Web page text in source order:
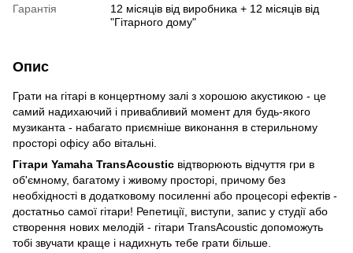
Гарантія
12 місяців від виробника + 12 місяців від
"Гітарного дому"
Опис
Грати на гітарі в концертному залі з хорошою акустикою - це
самий надихаючий і привабливий момент для будь-якого
музиканта - набагато приємніше виконання в стерильному
просторі офісу або вітальні.
Гітари Yamaha TransAcoustic відтворюють відчуття гри в
об'ємному, багатому і живому просторі, причому без
необхідності в додатковому посиленні або процесорі ефектів -
достатньо самої гітари! Репетиції, виступи, запис у студії або
створення нових мелодій - гітари TransAcoustic допоможуть
тобі звучати краще і надихнуть тебе грати більше.